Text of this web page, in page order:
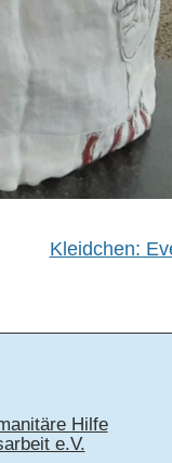
Kleidchen:
Hilfe
e.V.